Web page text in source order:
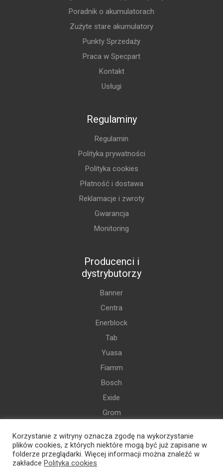
Poradnik o akumulatorach
Zużyte stare akumulatory
Punkty Sprzedaży
Praca w Specpart
Kontakt
Usługi
Regulaminy
Regulamin
Polityka prywatności
Polityka cookies
Płatność i dostawa
Reklamacje i zwroty
Gwarancja
Monitoring
Producenci i
dystrybutorzy
Banner
Centra
Enerblock
Tab
Yuasa
Fiamm
Bosch
Exide
Grom
i więcej
Korzystanie z witryny oznacza zgodę na wykorzystanie
plików cookies, z których niektóre mogą być już zapisane w
folderze przeglądarki. Więcej informacji można znaleźć w
zakładce Polityka cookies